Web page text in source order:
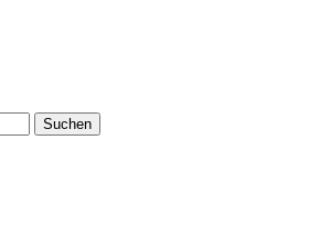
Suchen